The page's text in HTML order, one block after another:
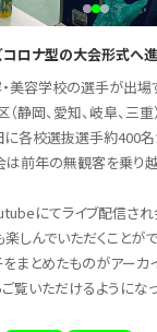
ロナ型の大会形式へ進
美容学校の選手が出
静岡、愛知、岐阜、三
各校選抜選手約400名
前年の無観客を乗り
にてライブ配信さ
しんでいただくことがで
まとめたものがアーカ
覧いただけるようになっ